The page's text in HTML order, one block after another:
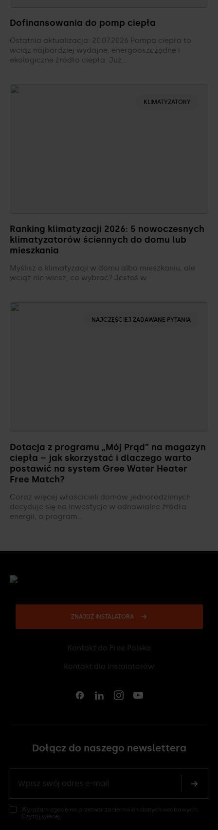
Dofinansowania do pomp ciepła
Ostatnia aktualizacja: 20.07.2026 Pompa ciepła to
wciąż najbardziej wydajne, energooszczędne i
ekologiczne źródło ciepła. Już…
KLIMATYZATORY
Ranking klimatyzacji 2026: 5 nowoczesnych
klimatyzatorów ściennych do domu lub
mieszkania
Myślisz o klimatyzacji w domu albo mieszkaniu, ale
wciąż nie wiesz, co wybrać? Jesteś w…
NAJCZĘŚCIEJ ZADAWANE PYTANIA
Dotacja z programu „Mój Prąd” na magazyn
ciepła – jak skorzystać i dlaczego warto
postawić na system Gree Water Heater
Free Match?
Coraz więcej właścicieli domów jednorodzinnych
decyduje się na inwestycje w odnawialne źródła
energii, a program…
ZNAJDŹ INSTALATORA
Kontakt do Free Polska
Kontakt dla Instalatorów
Dołącz do naszego newslettera
Wyrażam zgodę na przetwarzanie moich danych osobowych.
Czytaj więcej